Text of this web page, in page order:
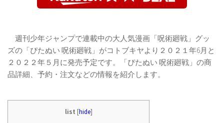
週刊少年ジャンプで連載中の大人気漫画「呪術廻戦」グッ
ズの「ぴたぬい 呪術廻戦」がコトブキヤより２０２１年6月と
２０２２年５月に発売予定です。「ぴたぬい 呪術廻戦」の商
品詳細、予約・注文などの情報を紹介します。
list [hide]